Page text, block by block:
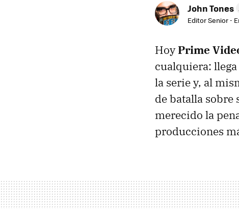
John Tones
Editor Senior -
HoyPrime
cualquiera:
la serie y, al
de batalla sobre
merecido la
producciones